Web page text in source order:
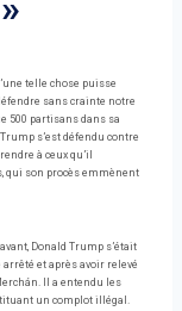
telle chose puisse
sans crainte notre
500 partisans dans sa
s’est défendu contre
à ceux qu’il
qui son procès emmènent
Donald Trump s’était
et après avoir relevé
Il a entendu les
un complot illégal.